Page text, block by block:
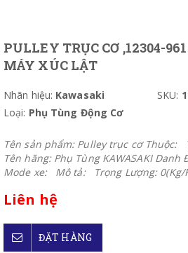
PULLEY TRỤC CƠ ,12304-
MÁY XÚC LẬT
Nhãn hiệu: Kawasaki SKU:
Loại: Phụ Tùng Động Cơ
Tên sản phẩm: Pulley trục cơ Thuộc:
Tên hãng: Phụ Tùng KAWASAKI Danh
Mode xe: Mô tả: Trọng Lượng: 0(Kg/
Liên hệ
ĐẶT HÀNG